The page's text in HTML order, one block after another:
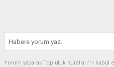
Yorum yazarak Topluluk Kuralları’nı